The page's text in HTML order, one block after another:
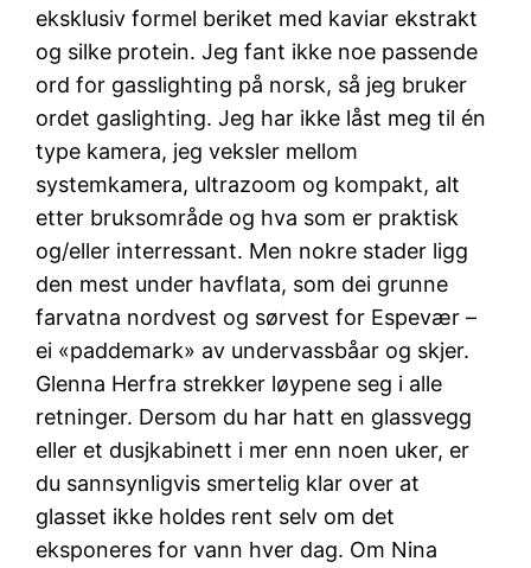
eksklusiv formel beriket med kaviar ekstrakt
og silke protein. Jeg fant ikke noe passende
ord for gasslighting på norsk, så jeg bruker
ordet gaslighting. Jeg har ikke låst meg til én
type kamera, jeg veksler mellom
systemkamera, ultrazoom og kompakt, alt
etter bruksområde og hva som er praktisk
og/eller interressant. Men nokre stader ligg
den mest under havflata, som dei grunne
farvatna nordvest og sørvest for Espevær –
ei «paddemark» av undervassbåar og skjer.
Glenna Herfra strekker løypene seg i alle
retninger. Dersom du har hatt en glassvegg
eller et dusjkabinett i mer enn noen uker, er
du sannsynligvis smertelig klar over at
glasset ikke holdes rent selv om det
eksponeres for vann hver dag. Om Nina